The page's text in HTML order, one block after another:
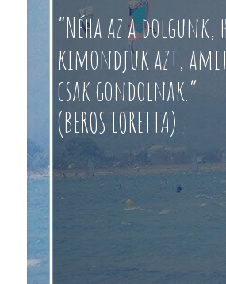
“Néha az a dolgunk,
kimondjuk azt,
csak gondolnak.”
(BEROS LORETTA)